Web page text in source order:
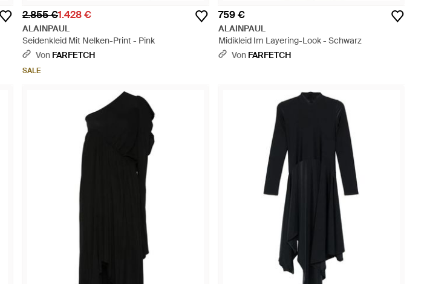
2.855 €1.428 €
ALAINPAUL
Seidenkleid Mit Nelken-Print - Pink
Von FARFETCH
SALE
759 €
ALAINPAUL
Midikleid Im Layering-Look - Schwarz
Von FARFETCH